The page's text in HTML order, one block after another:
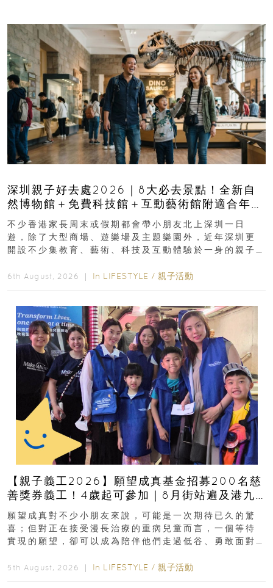
深圳親子好去處2026｜8大必去景點！全新自
然博物館＋免費科技館＋互動藝術館附適合年
齡、交通、門票、開放時間
不少香港家長周末或假期都會帶小朋友北上深圳一日
遊，除了大型商場、遊樂場及主題樂園外，近年深圳更
開設不少集教育、藝術、科技及互動體驗於一身的親子
6th August, 2026 ｜ In LIFESTYLE / 親子活動
【親子義工2026】願望成真基金招募200名慈
善獎券義工！4歲起可參加｜8月街站遍及港九
新界
願望成真對不少小朋友來說，可能是一次期待已久的驚
喜；但對正在接受漫長治療的重病兒童而言，一個等待
實現的願望，卻可以成為陪伴他們走過低谷、勇敢面對
5th August, 2026 ｜ In LIFESTYLE / 親子活動